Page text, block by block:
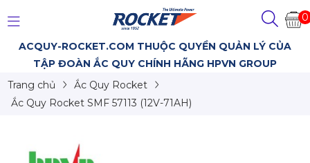
0
ACQUY-ROCKET.COM THUỘC QUYỀN QUẢN LÝ CỦA
TẬP ĐOÀN ẮC QUY CHÍNH HÃNG HPVN GROUP
Trang chủ
Ắc Quy Rocket
Ắc Quy Rocket SMF 57113 (12V-71AH)